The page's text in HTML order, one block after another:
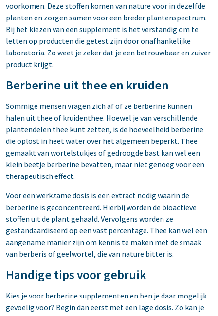
voorkomen. Deze stoffen komen van nature voor in dezelfde
planten en zorgen samen voor een breder plantenspectrum.
Bij het kiezen van een supplement is het verstandig om te
letten op producten die getest zijn door onafhankelijke
laboratoria. Zo weet je zeker dat je een betrouwbaar en zuiver
product krijgt.
Berberine uit thee en kruiden
Sommige mensen vragen zich af of ze berberine kunnen
halen uit thee of kruidenthee. Hoewel je van verschillende
plantendelen thee kunt zetten, is de hoeveelheid berberine
die oplost in heet water over het algemeen beperkt. Thee
gemaakt van wortelstukjes of gedroogde bast kan wel een
klein beetje berberine bevatten, maar niet genoeg voor een
therapeutisch effect.
Voor een werkzame dosis is een extract nodig waarin de
berberine is geconcentreerd. Hierbij worden de bioactieve
stoffen uit de plant gehaald. Vervolgens worden ze
gestandaardiseerd op een vast percentage. Thee kan wel een
aangename manier zijn om kennis te maken met de smaak
van berberis of geelwortel, die van nature bitter is.
Handige tips voor gebruik
Kies je voor berberine supplementen en ben je daar mogelijk
gevoelig voor? Begin dan eerst met een lage dosis. Zo kan je